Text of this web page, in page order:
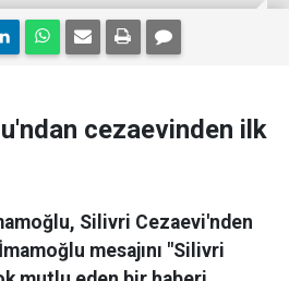
cezaevinden ilk
Silivri Cezaevi'nden
mesajını "Silivri